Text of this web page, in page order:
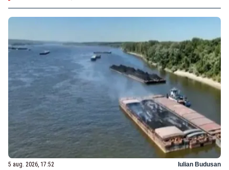
5 aug. 2026, 17:52 Iulian Budusan